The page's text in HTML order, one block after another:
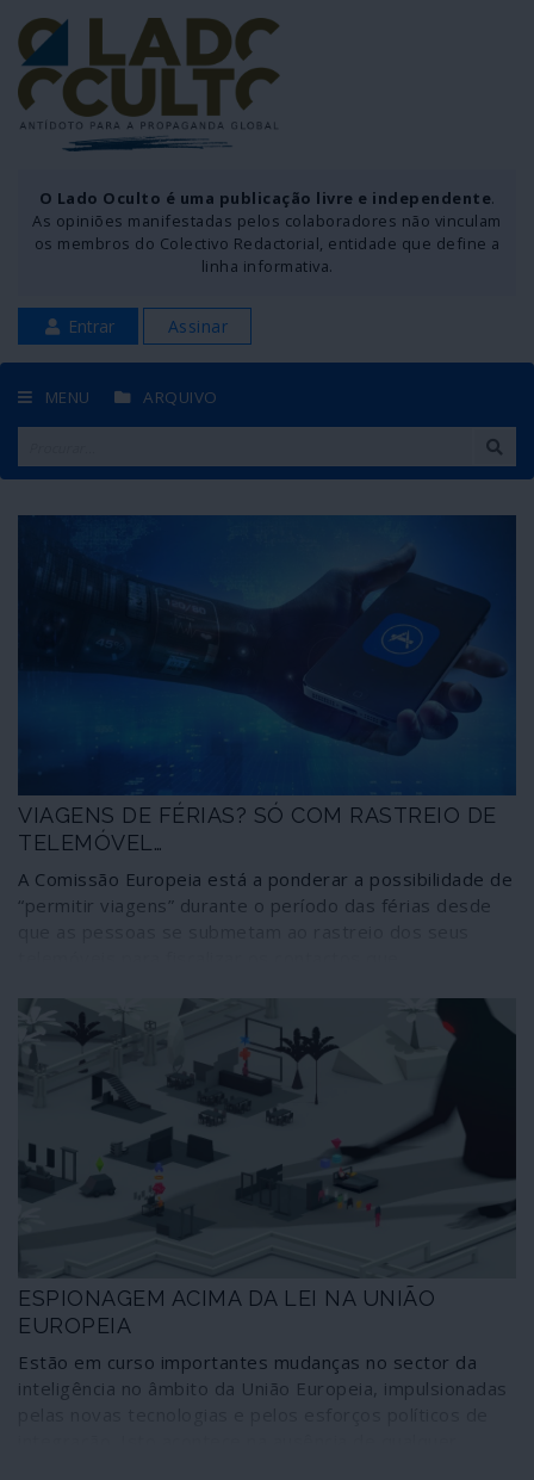
O Lado Oculto é uma publicação livre e independente.
As opiniões manifestadas pelos colaboradores não vinculam
os membros do Colectivo Redactorial, entidade que define a
linha informativa.
Entrar Assinar
MENU ARQUIVO
VIAGENS DE FÉRIAS? SÓ COM RASTREIO DE
TELEMÓVEL…
A Comissão Europeia está a ponderar a possibilidade de
“permitir viagens” durante o período das férias desde
que adquire cada vez mais adeptos entre membros das
principais instâncias da União Europeia.
ESPIONAGEM ACIMA DA LEI NA UNIÃO
EUROPEIA
Estão em curso importantes mudanças no sector da
inteligência no âmbito da União Europeia, impulsionadas